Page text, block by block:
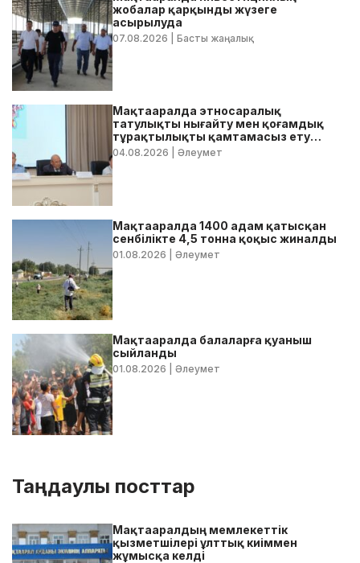
жобалар қарқынды жүзеге
асырылуда
07.08.2026 | Басты жаңалық
Мақтааралда этносаралық
татулықты нығайту мен қоғамдық
тұрақтылықты қамтамасыз ету
бойынша жедел кеңес өтті
04.08.2026 | Әлеумет
Мақтааралда 1400 адам қатысқан
сенбілікте 4,5 тонна қоқыс жиналды
01.08.2026 | Әлеумет
Мақтааралда балаларға қуаныш
сыйланды
01.08.2026 | Әлеумет
Таңдаулы посттар
Мақтааралдың мемлекеттік
қызметшілері ұлттық киіммен
жұмысқа келді